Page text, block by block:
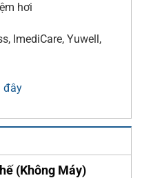
hơi
ImediCare, Yuwell,
đây
(Không Máy)